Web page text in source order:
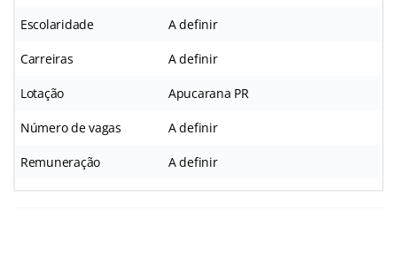
Escolaridade A definir
Carreiras A definir
Lotação Apucarana PR
Número de vagas A definir
Remuneração A definir